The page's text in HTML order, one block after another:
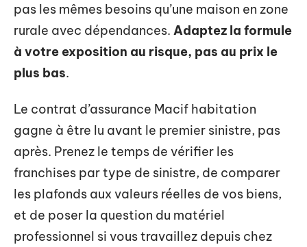
pas les mêmes besoins qu’une maison en zone
rurale avec dépendances. Adaptez la formule
à votre exposition au risque, pas au prix le
plus bas.
Le contrat d’assurance Macif habitation
gagne à être lu avant le premier sinistre, pas
après. Prenez le temps de vérifier les
franchises par type de sinistre, de comparer
les plafonds aux valeurs réelles de vos biens,
et de poser la question du matériel
professionnel si vous travaillez depuis chez